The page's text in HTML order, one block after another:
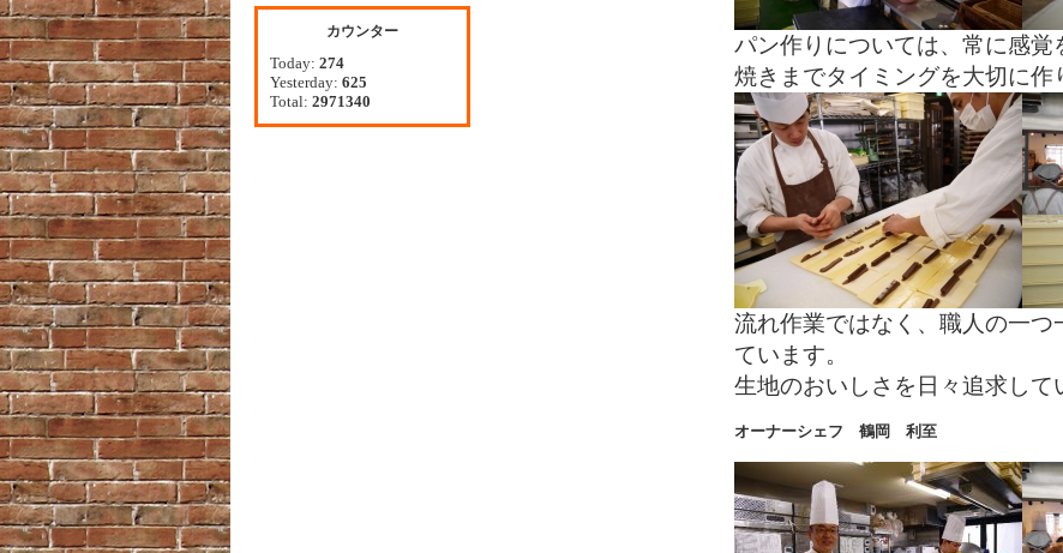
パン作りについては、常に感覚
焼きまでタイミングを大切に作
流れ作業ではなく、職人の一つ
ています。
生地のおいしさを日々追求し
オーナーシェフ 鶴岡 利至
カウンター
Today: 274
Yesterday: 625
Total: 2971340